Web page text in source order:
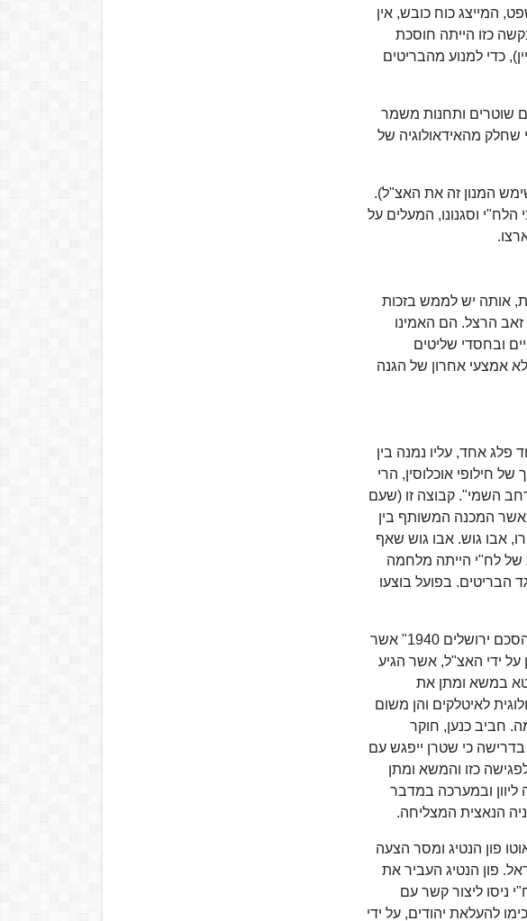
המייצג כוח כובש, אין
כזו הייתה חוסכת
כדי למנוע מהבריטים
שוטרים ותחנות משמר
שחלק מהאידאולוגיה של
המנון זה את האצ"ל).
הלח"י וסגנונו, המעלים על
אותה יש לממש בזכות
הרצל. הם האמינו
ובחסדי שליטים
אמצעי אחרון של הגנה
אחד, עליו נמנה בין
חילופי אוכלוסין, הרי
השמי". קבוצה זו (שעם
המכנה המשותף בין
אבו גוש. אבו גוש שאף
של לח"י הייתה מלחמה
הבריטים. בפועל בוצעו
בספטמבר 1940 היה לח"י במשא ומתן לקראת חתימה עם איטליה הפשיסטית על הסכם שנקרא "הסכם ירושלים 1940" אשר
ידי האצ"ל, אשר הגיע
במשא ומתן את
לאיטלקים והן משום
חביב כנען, חוקר
כי שטרן ייפגש עם
כזו והמשא ומתן
מפלות איטליה בפלישה ליוון ובמערכה במדבר
הנאצית המצליחה.
אוטו פון הנטיג ומסר הצעה
פון הנטיג העביר את
ניסו ליצור קשר עם
הסכימו להעלאת יהודים, על ידי